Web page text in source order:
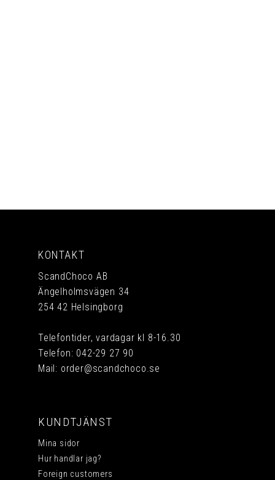
KONTAKT
ScandChoco AB
Ängelholmsvägen 34
254 42 Helsingborg
Telefontider, vardagar kl 8-16.30
Telefon: 042-29 27 90
Mail: order@scandchoco.se
KUNDTJÄNST
Mina sidor
Hur handlar jag?
Foreign customers